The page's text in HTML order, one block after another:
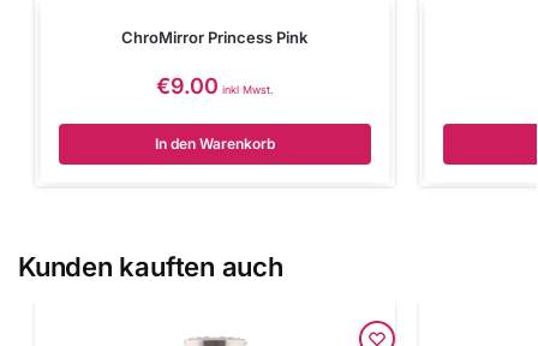
ChroMirror Princess Pink
€9.00 inkl Mwst.
In den Warenkorb
Kunden kauften auch